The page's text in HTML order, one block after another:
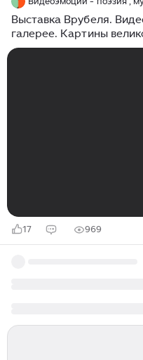
Выставка Врубеля.
галерее. Картины
Видеорепортаж.
17 969